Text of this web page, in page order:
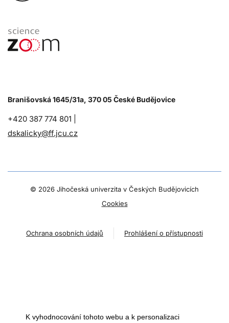
Branišovská 1645/31a, 370 05 České Budějovice
+420 387 774 801 |
dskalicky@ff.jcu.cz
© 2026 Jihočeská univerzita v Českých Budějovicích
Cookies
Ochrana osobních údajů Prohlášení o přístupnosti
K vyhodnocování tohoto webu a k personalizaci